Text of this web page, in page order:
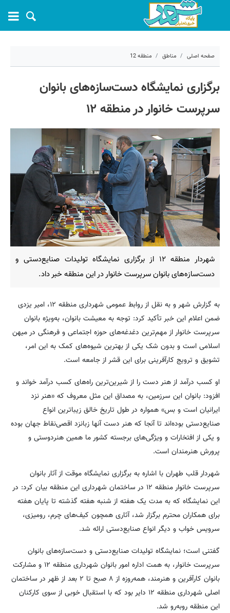
صفحه اصلی مناطق منطقه 12
کد مطلب:
برگزاری نمایشگاه دست‌سازه‌های بانوان
سرپرست‌ خانوار در منطقه ۱۲
شهردار منطقه ۱۲ از برگزاری نمایشگاه تولیدات صنایع‌دستی و
دست‌سازه‌های بانوان سرپرست خانوار در این منطقه خبر داد.
به گزارش شهر و به نقل از روابط عمومی شهرداری منطقه ۱۲، امیر یزدی
ضمن اعلام این خبر تأکید کرد: توجه به معیشت بانوان، به‌ویژه بانوان
سرپرست خانوار از مهم‌ترین دغدغه‌های حوزه اجتماعی و فرهنگی در میهن
اسلامی است و بدون شک یکی از بهترین شیوه‌های کمک به این امر،
تشویق و ترویج کارآفرینی برای این قشر از جامعه است.
او کسب درآمد از هنر دست را از شیرین‌ترین راه‌های کسب درآمد خواند و
افزود: بانوان این سرزمین، به مصداق این مثل معروف که «هنر نزد
ایرانیان است و بس» همواره در طول تاریخ خالق زیباترین انواع
صنایع‌دستی بوده‌اند تا آنجا که هنر دست آنها زبانزد اقصی‌نقاط جهان بوده
و یکی از افتخارات و ویژگی‌های برجسته کشور ما همین هنردوستی و
پرورش هنرمندان است.
شهردار قلب طهران با اشاره به برگزاری نمایشگاه موقت از آثار بانوان
سرپرست خانوار منطقه ۱۲ در ساختمان شهرداری این منطقه بیان کرد: در
این نمایشگاه که به مدت یک هفته از شنبه هفته گذشته تا پایان هفته
برای همکاران محترم برگزار شد، آثاری همچون کیف‌های چرم، رومیزی،
سرویس خواب و دیگر انواع صنایع‌دستی ارائه شد.
گفتنی است؛ نمایشگاه تولیدات صنایع‌دستی و دست‌سازه‌های بانوان
سرپرست‌ خانوار، به همت اداره امور بانوان شهرداری منطقه ۱۲ و مشارکت
بانوان کارآفرین و هنرمند، همه‌روزه از ۸ صبح تا ۲ بعد از ظهر در ساختمان
اصلی شهرداری منطقه ۱۲ دایر بود که با استقبال خوبی از سوی کارکنان
این منطقه روبه‌رو شد.